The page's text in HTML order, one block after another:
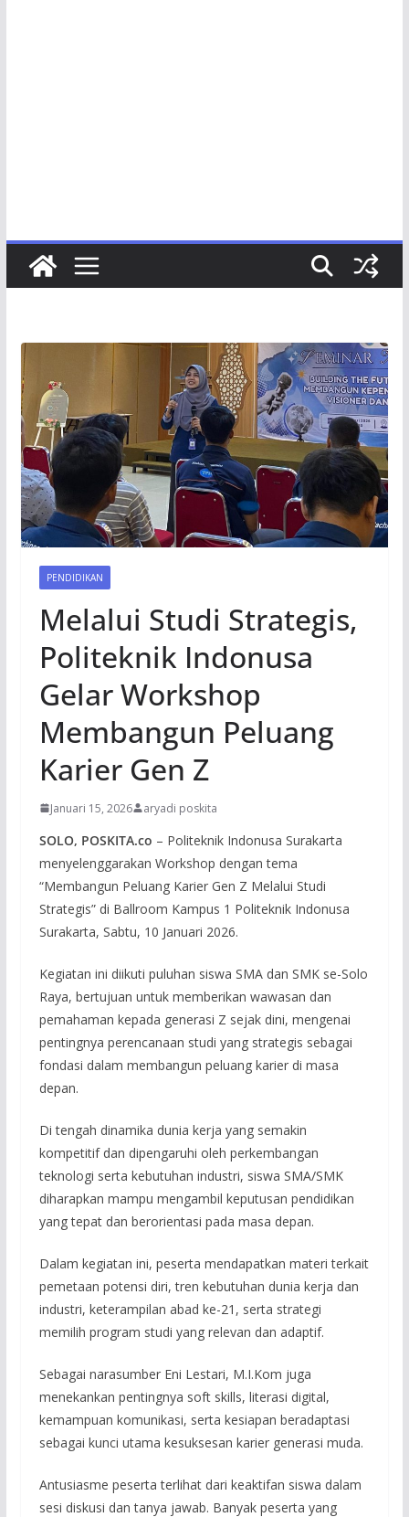
PENDIDIKAN
Melalui Studi Strategis,
Politeknik Indonusa
Gelar Workshop
Membangun Peluang
Karier Gen Z
Januari 15, 2026 aryadi poskita
SOLO, POSKITA.co – Politeknik Indonusa Surakarta
menyelenggarakan Workshop dengan tema
“Membangun Peluang Karier Gen Z Melalui Studi
Strategis” di Ballroom Kampus 1 Politeknik Indonusa
Surakarta, Sabtu, 10 Januari 2026.
Kegiatan ini diikuti puluhan siswa SMA dan SMK se-Solo
Raya, bertujuan untuk memberikan wawasan dan
pemahaman kepada generasi Z sejak dini, mengenai
pentingnya perencanaan studi yang strategis sebagai
fondasi dalam membangun peluang karier di masa
depan.
Di tengah dinamika dunia kerja yang semakin
kompetitif dan dipengaruhi oleh perkembangan
teknologi serta kebutuhan industri, siswa SMA/SMK
diharapkan mampu mengambil keputusan pendidikan
yang tepat dan berorientasi pada masa depan.
Dalam kegiatan ini, peserta mendapatkan materi terkait
pemetaan potensi diri, tren kebutuhan dunia kerja dan
industri, keterampilan abad ke-21, serta strategi
memilih program studi yang relevan dan adaptif.
Sebagai narasumber Eni Lestari, M.I.Kom juga
menekankan pentingnya soft skills, literasi digital,
kemampuan komunikasi, serta kesiapan beradaptasi
sebagai kunci utama kesuksesan karier generasi muda.
Antusiasme peserta terlihat dari keaktifan siswa dalam
sesi diskusi dan tanya jawab. Banyak peserta yang